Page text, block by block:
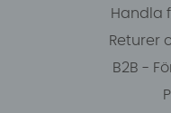
Handla
Returer
B2B -